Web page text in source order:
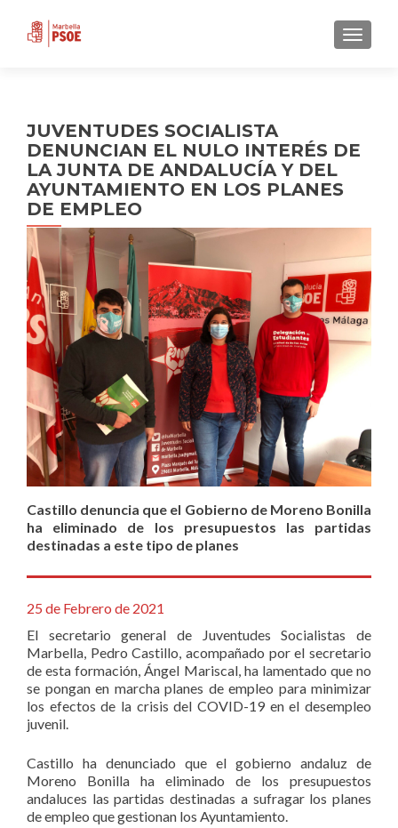
JUVENTUDES SOCIALISTA
DENUNCIAN EL NULO INTERÉS DE
LA JUNTA DE ANDALUCÍA Y DEL
AYUNTAMIENTO EN LOS PLANES
DE EMPLEO
Castillo denuncia que el Gobierno de Moreno Bonilla
ha eliminado de los presupuestos las partidas
destinadas a este tipo de planes
25 de Febrero de 2021
El secretario general de Juventudes Socialistas de
Marbella, Pedro Castillo, acompañado por el secretario
de esta formación, Ángel Mariscal, ha lamentado que no
se pongan en marcha planes de empleo para minimizar
los efectos de la crisis del COVID-19 en el desempleo
juvenil.
Castillo ha denunciado que el gobierno andaluz de
Moreno Bonilla ha eliminado de los presupuestos
andaluces las partidas destinadas a sufragar los planes
de empleo que gestionan los Ayuntamiento.